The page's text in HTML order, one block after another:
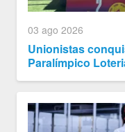
03 ago 2026
Unionistas
Paralímpico